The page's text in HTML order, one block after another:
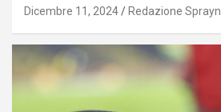
Dicembre 11, 2024 Redazione